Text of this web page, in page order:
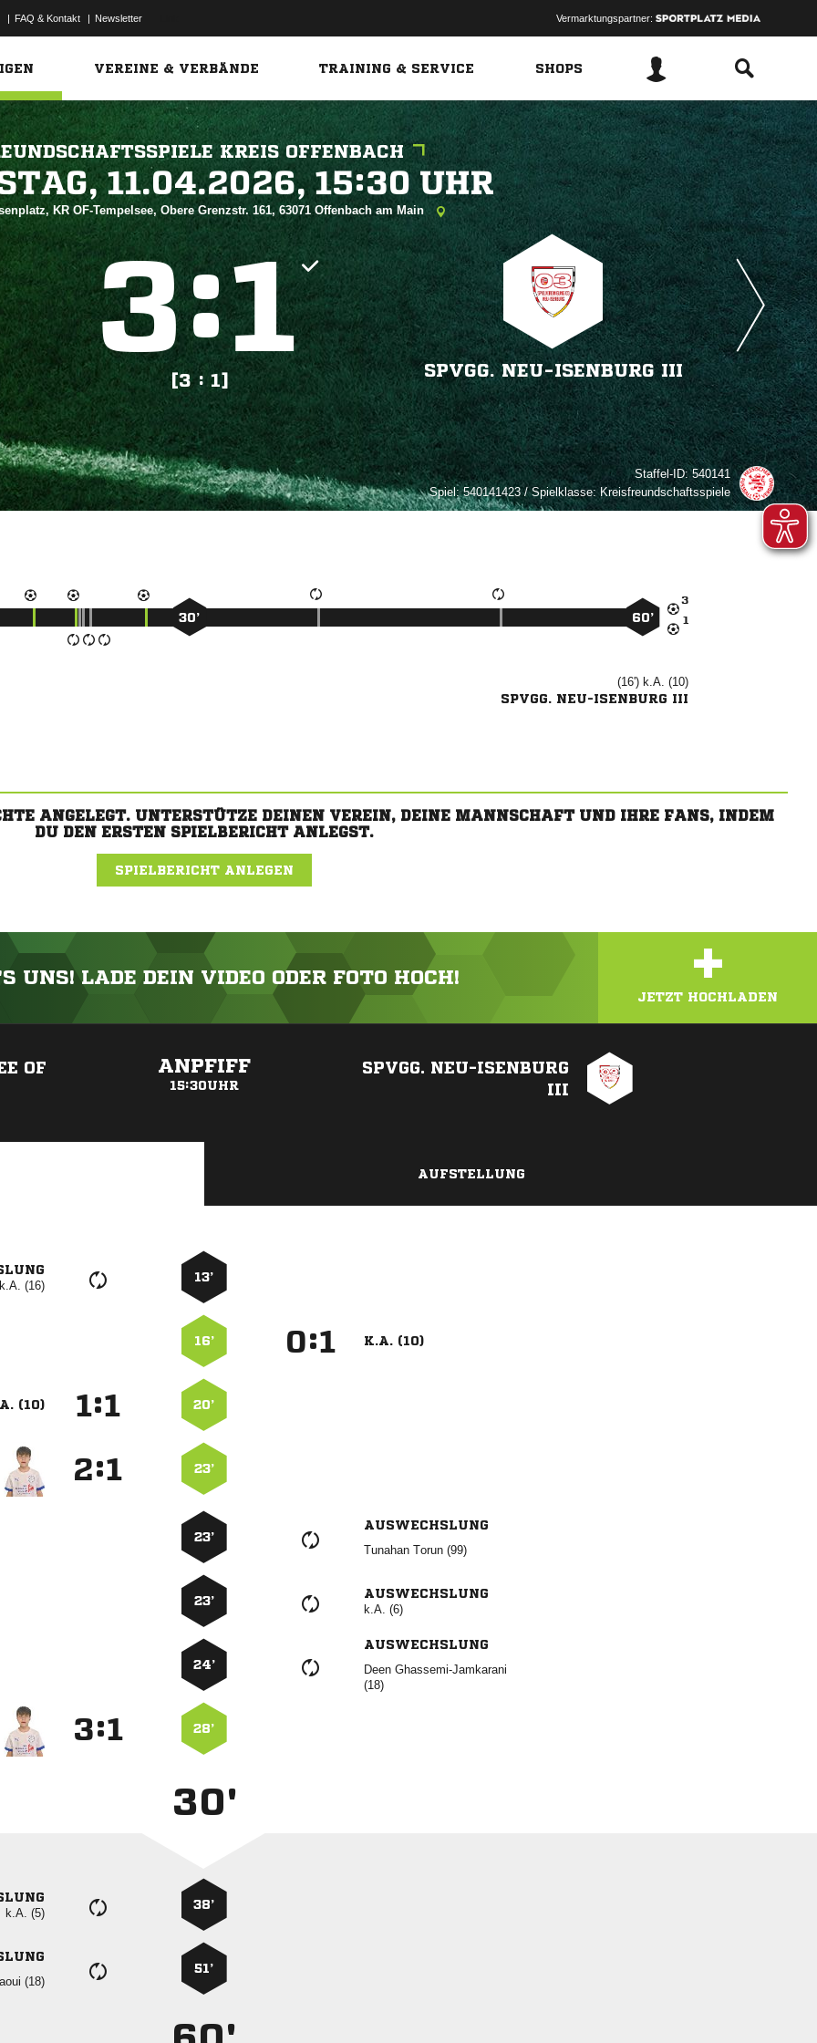
| FAQ & Kontakt | Newsletter Vermarktungspartner:
VEREINE & VERBÄNDE TRAINING & SERVICE SHOPS
KREIS OFFENBACH
  
KR OF-Tempelsee, Obere Grenzstr. 161, 63071 Offenbach am Main
:
[3 : 1]
SPVGG. NEU-ISENBURG III
Staffel-ID:540141
Spiel:540141423 / Spielklasse: Kreisfreundschaftsspiele


30’ 60’
(16') k.A. (10)
SPVGG. NEU-ISENBURG III
ANGELEGT. UNTERSTÜTZE DEINEN VEREIN, DEINE MANNSCHAFT UND IHRE FANS, INDEM
DU DEN ERSTEN SPIELBERICHT ANLEGST.
SPIELBERICHT ANLEGEN
UNS! LADE DEIN VIDEO ODER FOTO HOCH! +
JETZT HOCHLADEN
OF ANPFIFF
15:30UHR
SPVGG. NEU-ISENBURG
III
AUFSTELLUNG
k.A. (16)
13’
16’ : K.A. (10)
(10) : 20’
: 23’
23’
AUSWECHSLUNG
  
23’
AUSWECHSLUNG
k.A. (6)
24’
AUSWECHSLUNG
 

: 28’
30'
k.A. (5)
38’

51’